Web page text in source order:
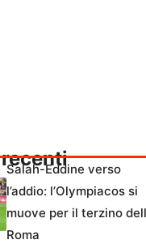
Salah-Eddine verso
l’addio: l’Olympiacos si
muove per il terzino
Roma